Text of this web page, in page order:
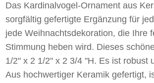
Das Kardinalvogel-Ornament aus
sorgfältig gefertigte Ergänzung für
jede Weihnachtsdekoration, die Ihre
Stimmung heben wird. Dieses
1/2" x 2 1/2" x 2 3/4 "H. Es ist robust
Aus hochwertiger Keramik gefertigt,